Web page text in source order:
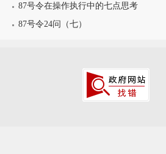
87号令在操作执行中的七点思考
87号令24问（七）